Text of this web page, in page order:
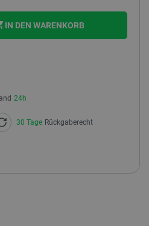
IN DEN WARENKORB
24h
30 Tage Rückgaberecht